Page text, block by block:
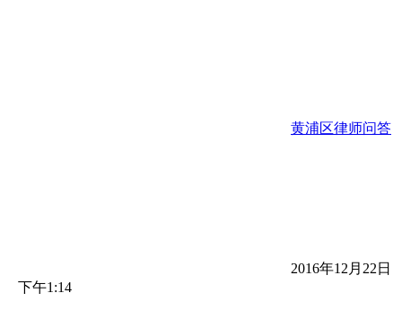
黄浦区律师问答
2016年12月22日
下午1:14